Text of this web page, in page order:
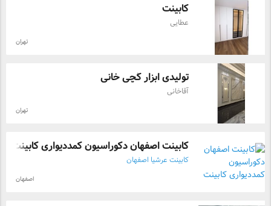
کابینت
عطایی
تهران
تولیدی ابزار گچی خانی
آقاخانی
تهران
کابینت اصفهان دکوراسیون کمددیواری کابینت
کابینت عرشیا اصفهان
اصفهان